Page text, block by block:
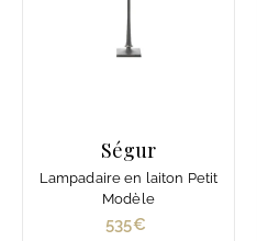
Ségur
Lampadaire en laiton Petit
Modèle
535€